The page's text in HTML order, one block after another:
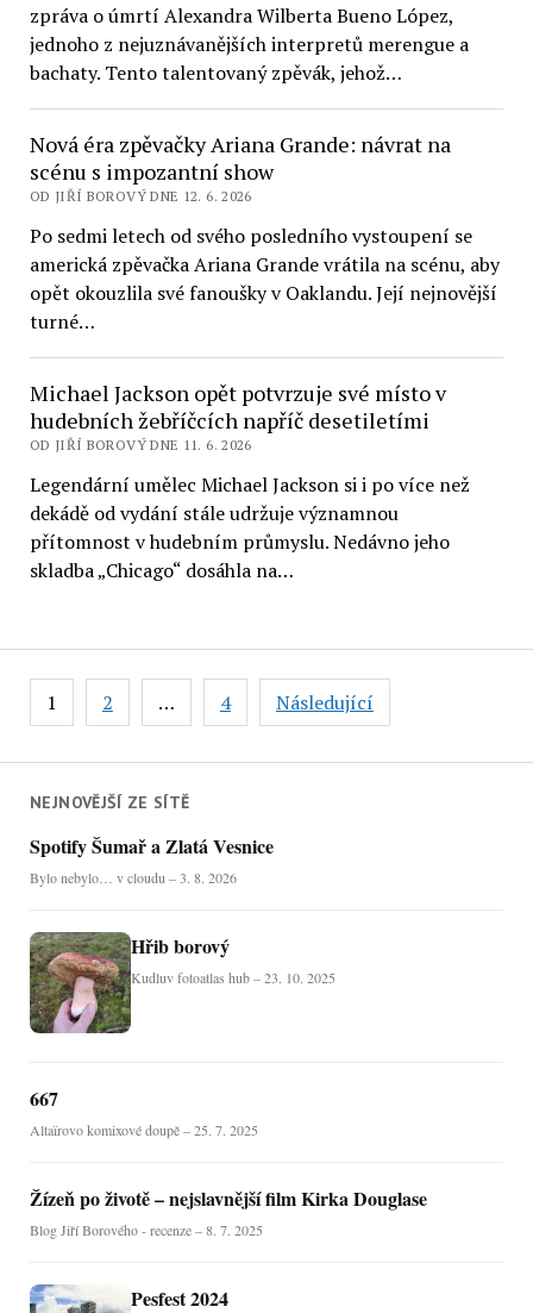
NEJNOVĚJŠÍ ZE SÍTĚ
Spotify Šumař a Zlatá Vesnice
Bylo nebylo… v cloudu – 3. 8. 2026
Hřib borový
Kudluv fotoatlas hub – 23. 10. 2025
667
Altaïrovo komixové doupě – 25. 7. 2025
Žízeň po životě – nejslavnější film Kirka Douglase
Blog Jiří Borového - recenze – 8. 7. 2025
Pesfest 2024
zpráva o úmrtí Alexandra Wilberta Bueno López,
jednoho z nejuznávanějších interpretů merengue a
bachaty. Tento talentovaný zpěvák, jehož…
Nová éra zpěvačky Ariana Grande: návrat na
scénu s impozantní show
OD JIŘÍ BOROVÝ DNE 12. 6. 2026
Po sedmi letech od svého posledního vystoupení se
americká zpěvačka Ariana Grande vrátila na scénu, aby
opět okouzlila své fanoušky v Oaklandu. Její nejnovější
turné…
Michael Jackson opět potvrzuje své místo v
hudebních žebříčcích napříč desetiletími
OD JIŘÍ BOROVÝ DNE 11. 6. 2026
Legendární umělec Michael Jackson si i po více než
dekádě od vydání stále udržuje významnou
přítomnost v hudebním průmyslu. Nedávno jeho
skladba „Chicago“ dosáhla na…
Stránkování
příspěvků
1 2 … 4 Následující